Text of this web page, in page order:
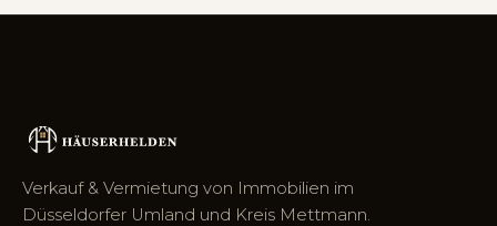
Verkauf & Vermietung von Immobilien im
Düsseldorfer Umland und Kreis Mettmann.